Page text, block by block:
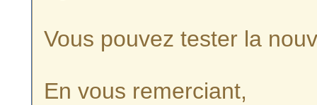
Vous pouvez tester la
En vous remerciant,